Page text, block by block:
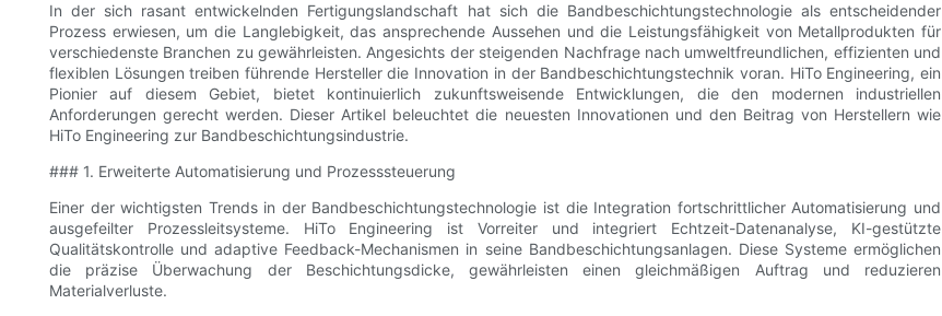
In der sich rasant entwickelnden Fertigungslandschaft hat sich die Bandbeschichtungstechnologie als entscheidender
Prozess erwiesen, um die Langlebigkeit, das ansprechende Aussehen und die Leistungsfähigkeit von Metallprodukten für
verschiedenste Branchen zu gewährleisten. Angesichts der steigenden Nachfrage nach umweltfreundlichen, effizienten und
flexiblen Lösungen treiben führende Hersteller die Innovation in der Bandbeschichtungstechnik voran. HiTo Engineering, ein
Pionier auf diesem Gebiet, bietet kontinuierlich zukunftsweisende Entwicklungen, die den modernen industriellen
Anforderungen gerecht werden. Dieser Artikel beleuchtet die neuesten Innovationen und den Beitrag von Herstellern wie
HiTo Engineering zur Bandbeschichtungsindustrie.
### 1. Erweiterte Automatisierung und Prozesssteuerung
Einer der wichtigsten Trends in der Bandbeschichtungstechnologie ist die Integration fortschrittlicher Automatisierung und
ausgefeilter Prozessleitsysteme. HiTo Engineering ist Vorreiter und integriert Echtzeit-Datenanalyse, KI-gestützte
Qualitätskontrolle und adaptive Feedback-Mechanismen in seine Bandbeschichtungsanlagen. Diese Systeme ermöglichen
die präzise Überwachung der Beschichtungsdicke, gewährleisten einen gleichmäßigen Auftrag und reduzieren
Materialverluste.